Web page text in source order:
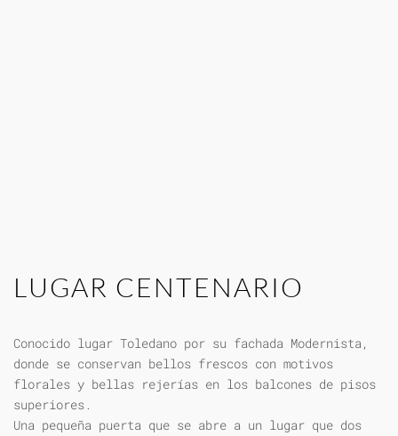
LUGAR CENTENARIO
Conocido lugar Toledano por su fachada Modernista,
donde se conservan bellos frescos con motivos
florales y bellas rejerías en los balcones de pisos
superiores.
Una pequeña puerta que se abre a un lugar que dos